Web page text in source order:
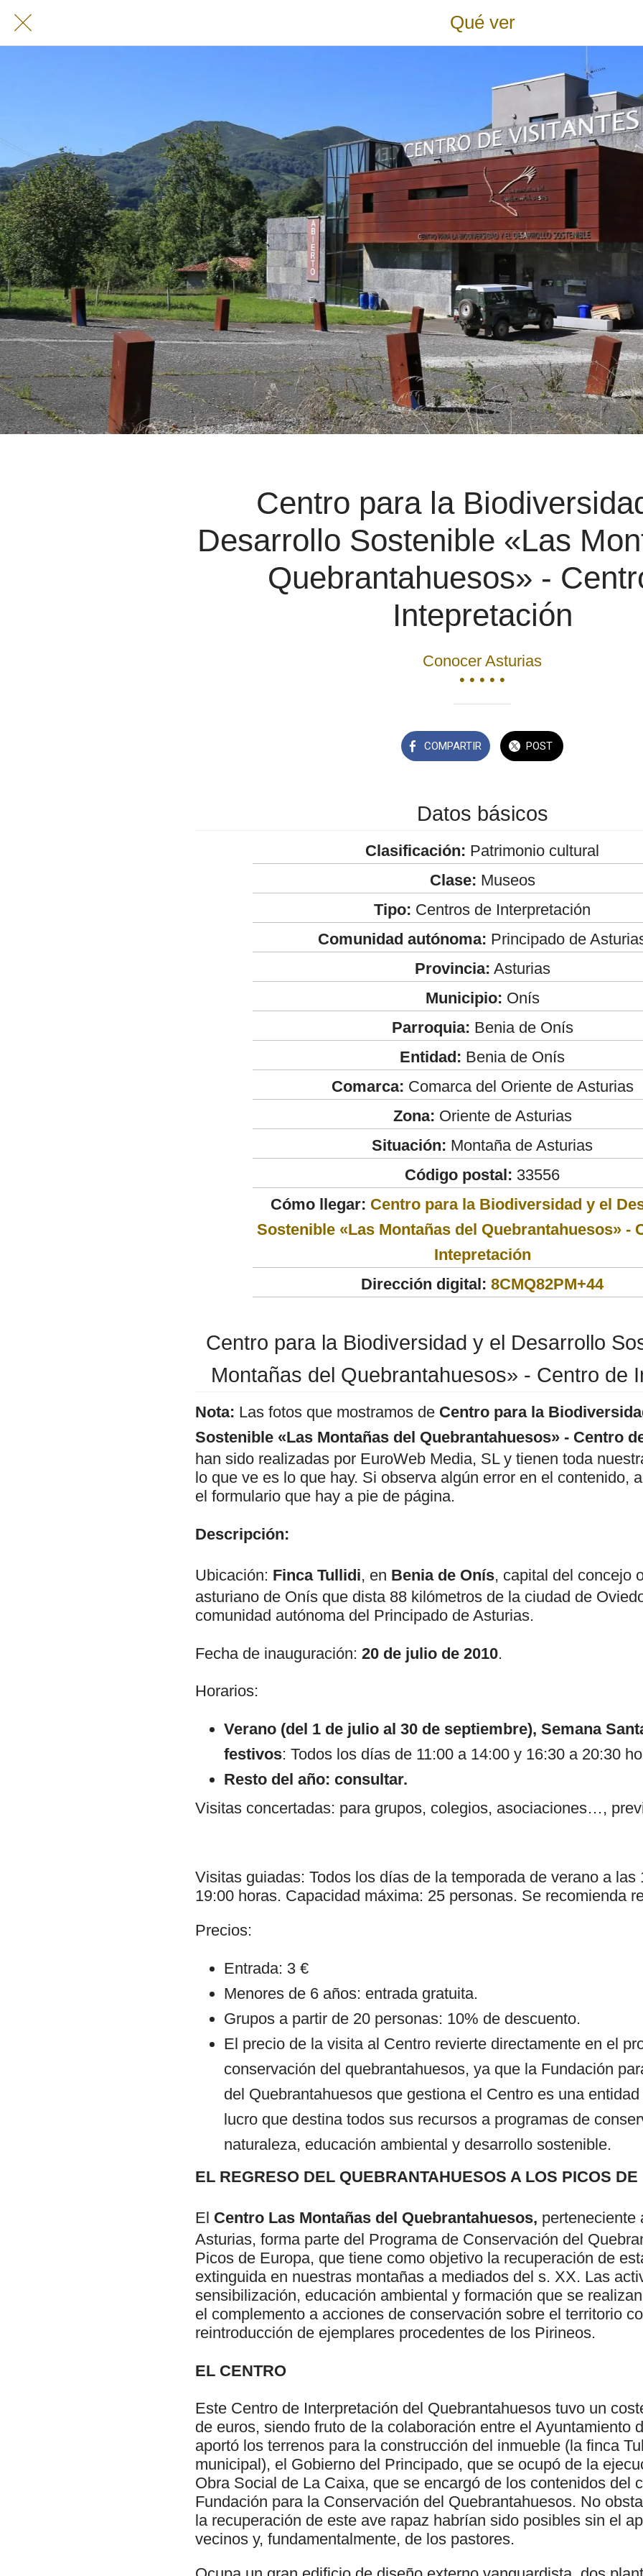
Qué ver
Centro para la
Desarrollo Sostenible «Las
Quebrantahuesos» -
Intepretación
Conocer Asturias
• • • • •
COMPARTIR POST
Datos básicos
Clasificación: Patrimonio cultural
Clase: Museos
Tipo: Centros de Interpretación
Comunidad autónoma: Principado de
Provincia: Asturias
Municipio: Onís
Parroquia: Benia de Onís
Entidad: Benia de Onís
Comarca: Comarca del Oriente de Asturias
Zona: Oriente de Asturias
Situación: Montaña de Asturias
Código postal: 33556
Cómo llegar: Centro para la Biodiversidad y el
Sostenible «Las Montañas del Quebrantahuesos» -
Intepretación
Dirección digital: 8CMQ82PM+44
Centro para la Biodiversidad y el Desarrollo
Montañas del Quebrantahuesos» - Centro de
Nota: Las fotos que mostramos de Centro para la
Sostenible «Las Montañas del Quebrantahuesos» - Centro
han sido realizadas por EuroWeb Media, SL y tienen toda
lo que ve es lo que hay. Si observa algún error en el contenido,
el formulario que hay a pie de página.
Descripción:
Ubicación: Finca Tullidi, en Benia de Onís, capital del concejo
asturiano de Onís que dista 88 kilómetros de la ciudad de
comunidad autónoma del Principado de Asturias.
Fecha de inauguración: 20 de julio de 2010.
Horarios:
Verano (del 1 de julio al 30 de septiembre), Semana
festivos: Todos los días de 11:00 a 14:00 y 16:30 a 20:30
Resto del año: consultar.
Visitas concertadas: para grupos, colegios, asociaciones…,
Visitas guiadas: Todos los días de la temporada de verano a las
19:00 horas. Capacidad máxima: 25 personas. Se recomienda
Precios:
Entrada: 3 €
Menores de 6 años: entrada gratuita.
Grupos a partir de 20 personas: 10% de descuento.
El precio de la visita al Centro revierte directamente en el
conservación del quebrantahuesos, ya que la Fundación
del Quebrantahuesos que gestiona el Centro es una
lucro que destina todos sus recursos a programas de
naturaleza, educación ambiental y desarrollo sostenible.
EL REGRESO DEL QUEBRANTAHUESOS A LOS PICOS DE
El Centro Las Montañas del Quebrantahuesos, perteneciente
Asturias, forma parte del Programa de Conservación del
Picos de Europa, que tiene como objetivo la recuperación de
extinguida en nuestras montañas a mediados del s. XX. Las
sensibilización, educación ambiental y formación que se
el complemento a acciones de conservación sobre el territorio
reintroducción de ejemplares procedentes de los Pirineos.
EL CENTRO
Este Centro de Interpretación del Quebrantahuesos tuvo un
de euros, siendo fruto de la colaboración entre el Ayuntamiento
aportó los terrenos para la construcción del inmueble (la finca
municipal), el Gobierno del Principado, que se ocupó de la
Obra Social de La Caixa, que se encargó de los contenidos del
Fundación para la Conservación del Quebrantahuesos. No
la recuperación de este ave rapaz habrían sido posibles sin el
vecinos y, fundamentalmente, de los pastores.